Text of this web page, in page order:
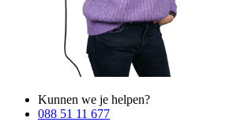
Kunnen we je helpen?
088 51 11 677